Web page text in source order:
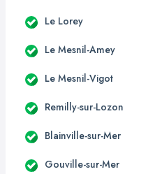
Le Lorey
Le Mesnil-Amey
Le Mesnil-Vigot
Remilly-sur-Lozon
Blainville-sur-Mer
Gouville-sur-Mer